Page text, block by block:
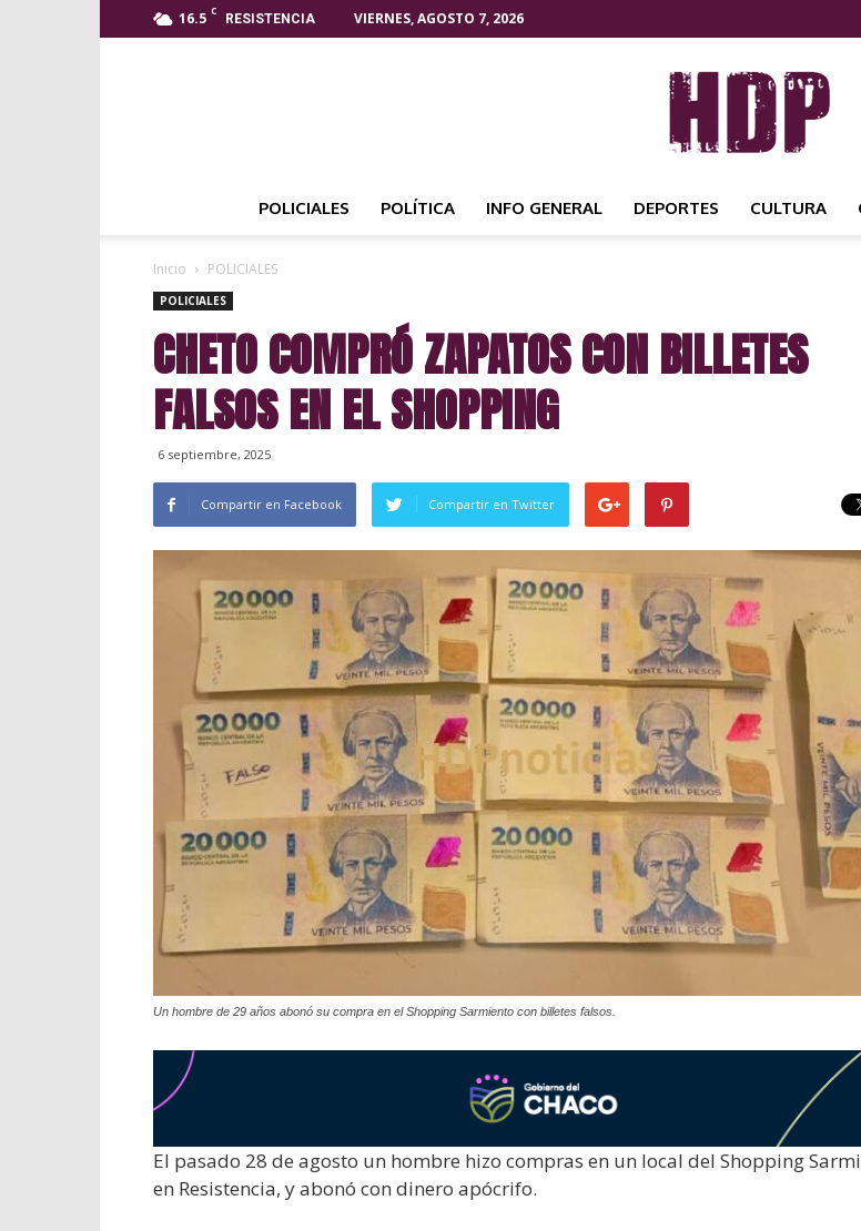
16.5 C
RESISTENCIA VIERNES, AGOSTO 7, 2026
NOTICIAS
POLICIALES POLÍTICA INFO GENERAL DEPORTES CULTURA
Inicio POLICIALES
POLICIALES
CHETO COMPRÓ ZAPATOS CON BILLETES
FALSOS EN EL SHOPPING
6 septiembre, 2025
Compartir en Facebook Compartir en Twitter
Un hombre de 29 años abonó su compra en el Shopping Sarmiento con billetes falsos.
El pasado 28 de agosto un hombre hizo compras en un local del Shopping
en Resistencia, y abonó con dinero apócrifo.